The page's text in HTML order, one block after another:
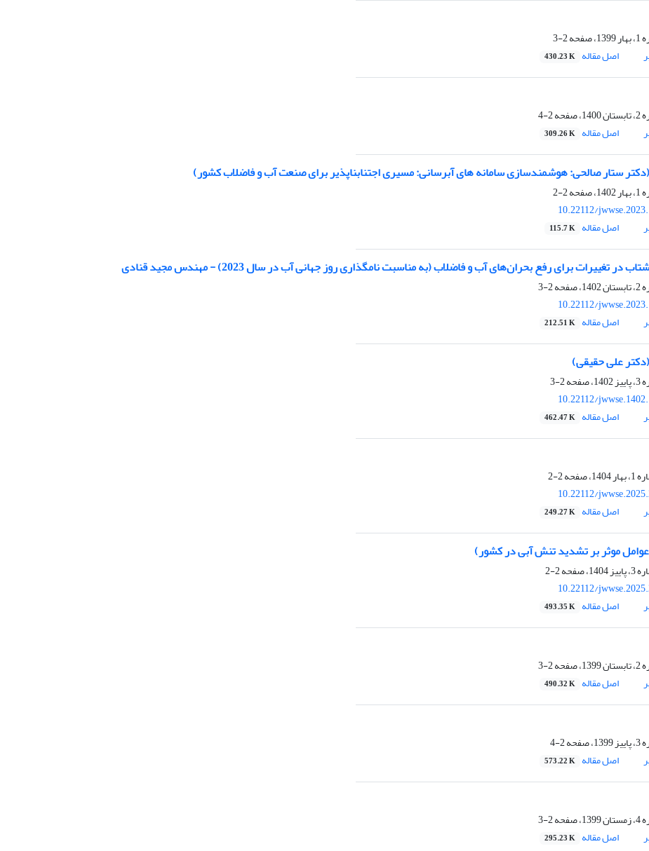
2-3
اصل مقاله 430.23 K
2-4
اصل مقاله 309.26 K
ستار صالحی: هوشمندسازی سامانه ­های آبرسانی: مسیری اجتناب­ناپذیر برای صنعت آب و فاضلاب کشور)
2-2
10.22112/
اصل مقاله 115.7 K
در تغییرات برای رفع بحران‌های آب و فاضلاب (به مناسبت نامگذاری روز جهانی آب در سال 2023) - مهندس مجید قنادی
2-3
10.22112/
اصل مقاله 212.51 K
علی حقیقی)
2-3
10.22112/
اصل مقاله 462.47 K
2-2
10.22112/
اصل مقاله 249.27 K
موثر بر تشدید تنش آبی در کشور)
2-2
10.22112/
اصل مقاله 493.35 K
2-3
اصل مقاله 490.32 K
2-4
اصل مقاله 573.22 K
2-3
اصل مقاله 295.23 K